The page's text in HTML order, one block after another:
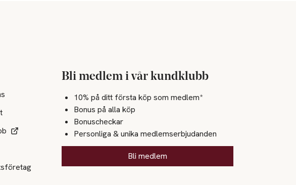
Bli medlem i vår kundklubb
10% på ditt första köp som medlem*
Bonus på alla köp
Bonuscheckar
Personliga & unika medlemserbjudanden
Bli medlem